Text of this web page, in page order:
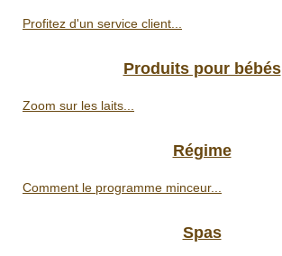
Profitez d'un service client...
Produits pour bébés
Zoom sur les laits...
Régime
Comment le programme minceur...
Spas